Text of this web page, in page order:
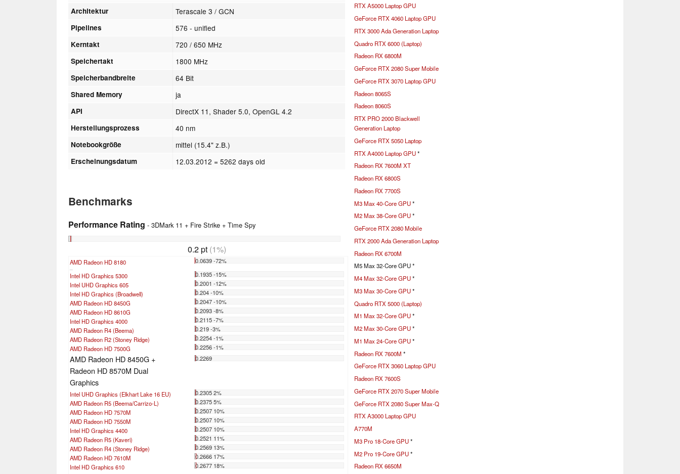
Architektur Terascale 3 / GCN
Pipelines 576 - unified
Kerntakt 720 / 650 MHz
Speichertakt 1800 MHz
Speicherbandbreite 64 Bit
Shared Memory ja
API DirectX 11, Shader 5.0, OpenGL 4.2
Herstellungsprozess 40 nm
Notebookgröße mittel (15.4" z.B.)
Erscheinungsdatum 12.03.2012 = 5262 days old
Benchmarks
Performance Rating - 3DMark 11 + Fire Strike + Time Spy
0.2 pt(1%)
AMD Radeon HD 8180 0.0639 -72%
Intel HD Graphics 5300
0.1935 -15%
Intel UHD Graphics 605
0.2001 -12%
Intel HD Graphics (Broadwell)
0.204 -10%
AMD Radeon HD 8450G
0.2047 -10%
AMD Radeon HD 8610G
0.2093 -8%
Intel HD Graphics 4000
0.2115 -7%
AMD Radeon R4 (Beema)
0.219 -3%
AMD Radeon R2 (Stoney Ridge)
0.2254 -1%
AMD Radeon HD 7500G
0.2256 -1%
AMD Radeon HD 8450G +
Radeon HD 8570M Dual
Graphics
0.2269
Intel UHD Graphics (Elkhart Lake 16 EU)
0.2305 2%
AMD Radeon R5 (Beema/Carrizo-L)
0.2375 5%
AMD Radeon HD 7570M
0.2507 10%
AMD Radeon HD 7550M
0.2507 10%
Intel HD Graphics 4400
0.2507 10%
AMD Radeon R5 (Kaveri)
0.2521 11%
AMD Radeon R4 (Stoney Ridge)
0.2569 13%
AMD Radeon HD 7610M
0.2666 17%
Intel HD Graphics 610
0.2677 18%
RTX A5000 Laptop GPU
GeForce RTX 4060 Laptop GPU
RTX 3000 Ada Generation Laptop
Quadro RTX 6000 (Laptop)
Radeon RX 6800M
GeForce RTX 2080 Super Mobile
GeForce RTX 3070 Laptop GPU
Radeon 8065S
Radeon 8060S
RTX PRO 2000 Blackwell
Generation Laptop
GeForce RTX 5050 Laptop
RTX A4000 Laptop GPU*
Radeon RX 7600M XT
Radeon RX 6800S
Radeon RX 7700S
M3 Max 40-Core GPU*
M2 Max 38-Core GPU*
GeForce RTX 2080 Mobile
RTX 2000 Ada Generation Laptop
Radeon RX 6700M
M5 Max 32-Core GPU *
M4 Max 32-Core GPU*
M3 Max 30-Core GPU*
Quadro RTX 5000 (Laptop)
M1 Max 32-Core GPU*
M2 Max 30-Core GPU*
M1 Max 24-Core GPU*
Radeon RX 7600M *
GeForce RTX 3060 Laptop GPU
Radeon RX 7600S
GeForce RTX 2070 Super Mobile
GeForce RTX 2080 Super Max-Q
RTX A3000 Laptop GPU
A770M
M3 Pro 18-Core GPU*
M2 Pro 19-Core GPU*
Radeon RX 6650M